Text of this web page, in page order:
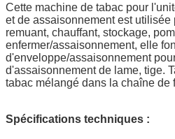
Cette machine de tabac pour
et de assaisonnement est utilisée
remuant, chauffant, stockage,
enfermer/assaisonnement, elle
d'enveloppe/assaisonnement
d'assaisonnement de lame, tige.
tabac mélangé dans la chaîne de
Spécifications techniques :